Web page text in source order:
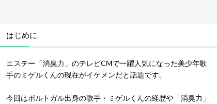
はじめに
エステー「消臭力」のテレビCMで一躍人気になった美少年歌
手のミゲルくんの現在がイケメンだと話題です。
今回はポルトガル出身の歌手・ミゲルくんの経歴や「消臭力」